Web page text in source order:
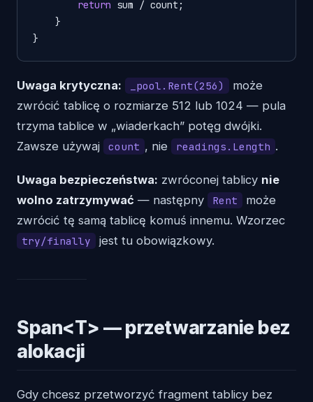
return sum / count;
Uwaga krytyczna: _pool.Rent(256)
może
zwrócić tablicę o rozmiarze 512 lub 1024 — pula
trzyma tablice w „wiaderkach” potęg dwójki.
Zawsze używaj
count , nie readings.Length .
Uwaga bezpieczeństwa: zwróconej tablicy nie
wolno zatrzymywać — następny Rent
może
zwrócić tę samą tablicę komuś innemu. Wzorzec
try/finally jest tu obowiązkowy.
Span<T> — przetwarzanie bez
alokacji
Gdy chcesz przetworzyć fragment tablicy bez